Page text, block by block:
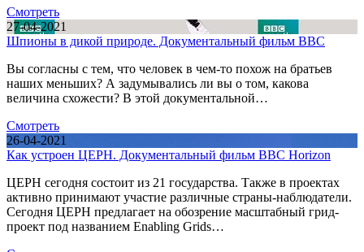
Смотреть
27-04-2021
Шпионы в дикой природе. Документальный фильм BBC
Вы согласны с тем, что человек в чем-то похож на братьев
наших меньших? А задумывались ли вы о том, какова
величина схожести? В этой документальной…
Смотреть
26-04-2021
Как устроен ЦЕРН. Документальный фильм BBC Horizon
ЦЕРН сегодня состоит из 21 государства. Также в проектах
активно принимают участие различные страны-наблюдатели.
Сегодня ЦЕРН предлагает на обозрение масштабный грид-
проект под названием Enabling Grids…